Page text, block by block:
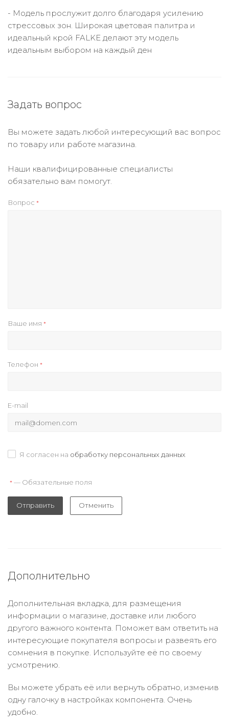
- Модель прослужит долго благодаря усилению
стрессовых зон. Широкая цветовая палитра и
идеальный крой FALKE делают эту модель
идеальным выбором на каждый ден
Задать вопрос
Вы можете задать любой интересующий вас вопрос
по товару или работе магазина.
Наши квалифицированные специалисты
обязательно вам помогут.
Вопрос *
Ваше имя *
Телефон *
E-mail
Я согласен на обработку персональных данных
* — Обязательные поля
Отправить Отменить
Дополнительно
Дополнительная вкладка, для размещения
информации о магазине, доставке или любого
другого важного контента. Поможет вам ответить на
интересующие покупателя вопросы и развеять его
сомнения в покупке. Используйте её по своему
усмотрению.
Вы можете убрать её или вернуть обратно, изменив
одну галочку в настройках компонента. Очень
удобно.